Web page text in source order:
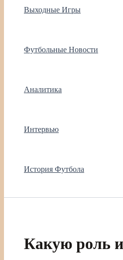
Выходные Игры
Футбольные Новости
Аналитика
Интервью
История Футбола
Какую роль